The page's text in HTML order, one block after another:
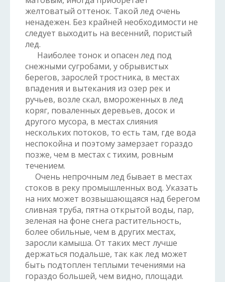
желтоватый оттенок. Такой лед очень
ненадежен. Без крайней необходимости не
следует выходить на весенний, пористый
лед.
Наиболее тонок и опасен лед под
снежными сугробами, у обрывистых
берегов, зарослей тростника, в местах
впадения и вытекания из озер рек и
ручьев, возле скал, вмороженных в лед
коряг, поваленных деревьев, досок и
другого мусора, в местах слияния
нескольких потоков, то есть там, где вода
неспокойна и поэтому замерзает гораздо
позже, чем в местах с тихим, ровным
течением.
Очень непрочным лед бывает в местах
стоков в реку промышленных вод. Указать
на них может возвышающаяся над берегом
сливная труба, пятна открытой воды, пар,
зеленая на фоне снега растительность,
более обильные, чем в других местах,
заросли камыша. От таких мест лучше
держаться подальше, так как лед может
быть подтоплен теплыми течениями на
гораздо большей, чем видно, площади.